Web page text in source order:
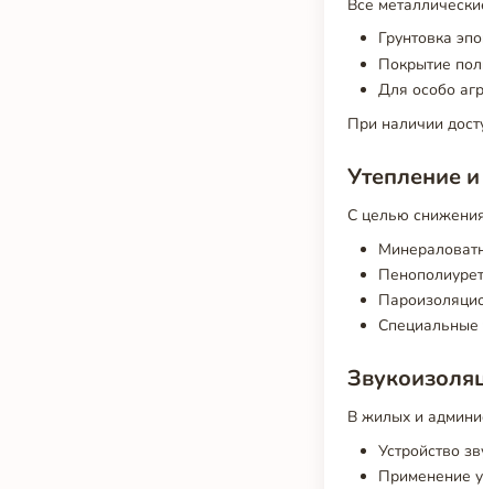
Все
Грунтовка
Покрытие
Для особо
При наличии
Утепление
С целью
Специальные
В жилых и
Устройство
Применение